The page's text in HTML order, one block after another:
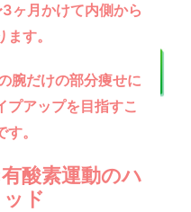
ヶ月かけて内側から
す。
腕だけの部分痩せに
プアップを目指すこ
。
酸素運動のハ
ド
事